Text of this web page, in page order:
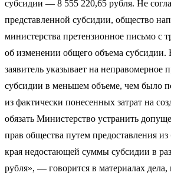
субсидии — 8 555 220,65 рубля. Не
представленной субсидии, общество
министерства претензионное письмо с
об изменении общего объема субсидии.
заявитель указывает на неправомерное
субсидии в меньшем объеме, чем было
из фактически понесенных затрат на
обязать Министерство устранить
прав общества путем предоставления
края недостающей суммы субсидии в
рубля», — говорится в материалах дела,